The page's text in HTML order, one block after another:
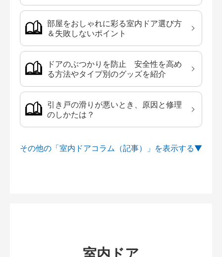
部屋をおしゃれに彩る室内ドア選び方
＆失敗しないポイント
ドアのぶつかりを防止 安全性を高め
る方法やタイプ別のグッズを紹介
引き戸の滑りが悪いとき、原因と修理
のしかたは？
その他の「室内ドアコラム（記事）」を
室内ドア